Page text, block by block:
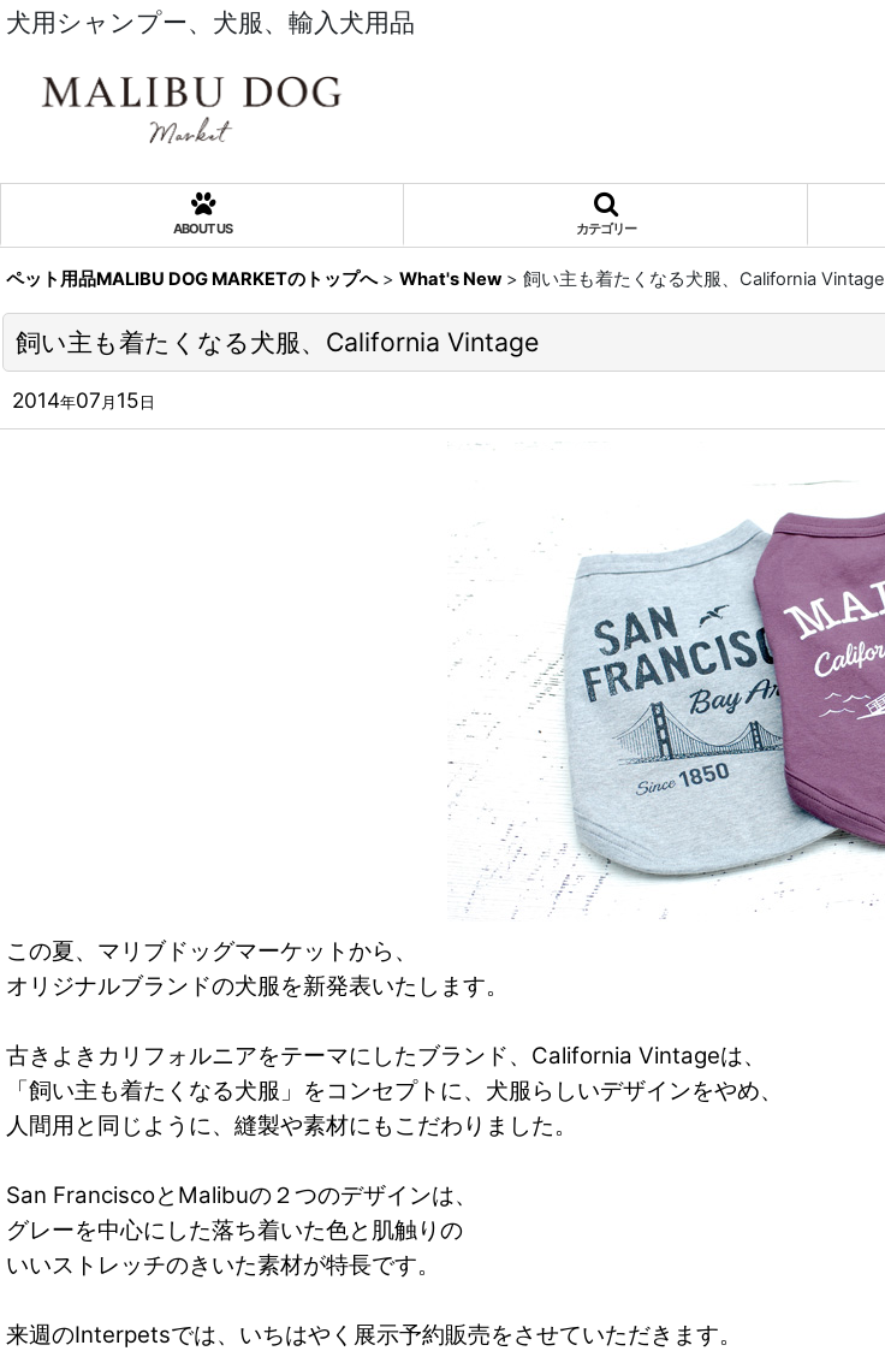
犬用シャンプー、犬服、輸入犬用品
ABOUT US カテゴリー
ペット用品MALIBU DOG MARKETのトップへ > What's New > 飼い主も着たくなる犬服、California Vintage
飼い主も着たくなる犬服、California Vintage
2014年07 月15日
この夏、マリブドッグマーケットから、
オリジナルブランドの犬服を新発表いたします。
古きよきカリフォルニアをテーマにしたブランド、California Vintageは、
「飼い主も着たくなる犬服」をコンセプトに、犬服らしいデザインをやめ、
人間用と同じように、縫製や素材にもこだわりました。
San FranciscoとMalibuの２つのデザインは、
グレーを中心にした落ち着いた色と肌触りの
いいストレッチのきいた素材が特長です。
来週のInterpetsでは、いちはやく展示予約販売をさせていただきます。